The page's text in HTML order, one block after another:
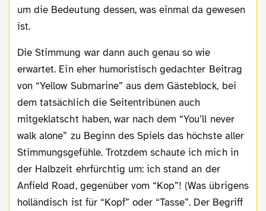
um die Bedeutung dessen, was einmal da gewesen
ist.
Die Stimmung war dann auch genau so wie
erwartet. Ein eher humoristisch gedachter Beitrag
von “Yellow Submarine” aus dem Gästeblock, bei
dem tatsächlich die Seitentribünen auch
mitgeklatscht haben, war nach dem “You’ll never
walk alone” zu Beginn des Spiels das höchste aller
Stimmungsgefühle. Trotzdem schaute ich mich in
der Halbzeit ehrfürchtig um: ich stand an der
Anfield Road, gegenüber vom “Kop”! (Was übrigens
holländisch ist für “Kopf” oder “Tasse”. Der Begriff